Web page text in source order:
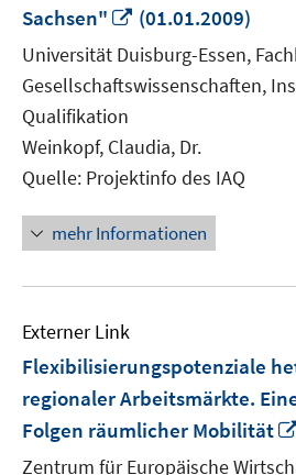
Sachsen"
In
neuem
Fenster
öffnen
(01.01.2009)
Universität Duisburg-Essen,
Gesellschaftswissenschaften,
Qualifikation
Weinkopf, Claudia, Dr.
Quelle: Projektinfo des IAQ
mehr Informationen
Externer Link
Flexibilisierungspotenziale
regionaler Arbeitsmärkte.
Folgen räumlicher Mobilität
Zentrum für Europäische